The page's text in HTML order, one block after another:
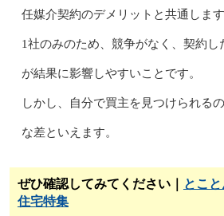
任媒介契約のデメリットと共通します
1社のみのため、競争がなく、契約し
が結果に影響しやすいことです。
しかし、自分で買主を見つけられる
な差といえます。
ぜひ確認してみてください｜
とこ
住宅特集